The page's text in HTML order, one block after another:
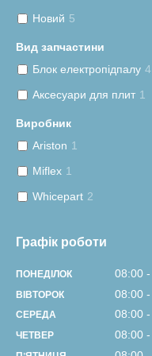
Новий 5
Вид запчастини
Блок електропідпалу 4
Аксесуари для плит 1
Виробник
Ariston 1
Miflex 1
Whicepart 2
Графік роботи
ПОНЕДІЛОК 08:00
ВІВТОРОК 08:00
СЕРЕДА 08:00
ЧЕТВЕР 08:00